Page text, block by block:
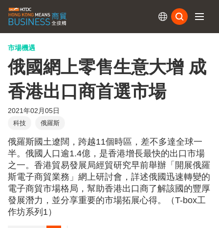
市場機遇
俄國網上零售生意大增 成
香港出口商首選市場
2021年02月05日
科技 俄羅斯
俄羅斯國土遼闊，跨越11個時區，差不多達全球一
半。俄國人口逾1.4億，是香港增長最快的出口市場
之一。香港貿易發展局經貿研究早前舉辦「開展俄羅
斯電子商貿業務」網上研討會，詳述俄國迅速轉變的
電子商貿市場格局，幫助香港出口商了解該國的豐厚
發展潛力，並分享重要的市場拓展心得。（T-box工
作坊系列1）